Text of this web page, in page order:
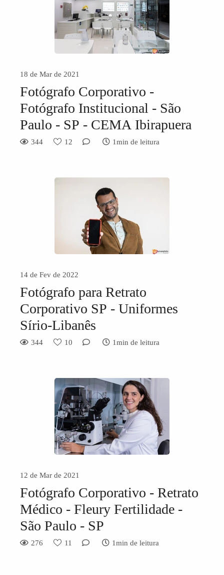
18 de Mar de 2021
Fotógrafo Corporativo -
Fotógrafo Institucional - São
Paulo - SP - CEMA Ibirapuera
344 12 1min de leitura
14 de Fev de 2022
Fotógrafo para Retrato
Corporativo SP - Uniformes
Sírio-Libanês
344 10 1min de leitura
12 de Mar de 2021
Fotógrafo Corporativo - Retrato
Médico - Fleury Fertilidade -
São Paulo - SP
276 11 1min de leitura